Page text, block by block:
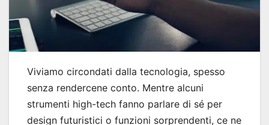
Viviamo circondati dalla tecnologia, spesso
senza rendercene conto. Mentre alcuni
strumenti high-tech fanno parlare di sé per
design futuristici o funzioni sorprendenti, ce ne